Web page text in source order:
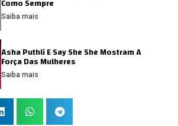
Como Sempre
Saiba mais
Asha Puthli E Say She She Mostram A
Força Das Mulheres
Saiba mais